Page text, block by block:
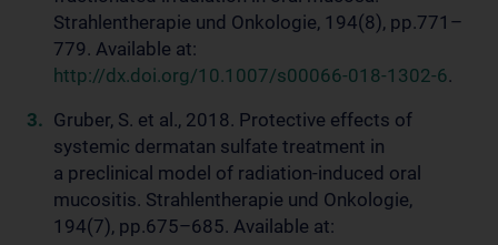
Strahlentherapie und Onkologie, 194(8), pp.771–
779. Available at:
http://dx.doi.org/10.1007/s00066-018-1302-6.
Gruber, S. et al., 2018. Protective effects of
systemic dermatan sulfate treatment in
a preclinical model of radiation-induced oral
mucositis. Strahlentherapie und Onkologie,
194(7), pp.675–685. Available at: